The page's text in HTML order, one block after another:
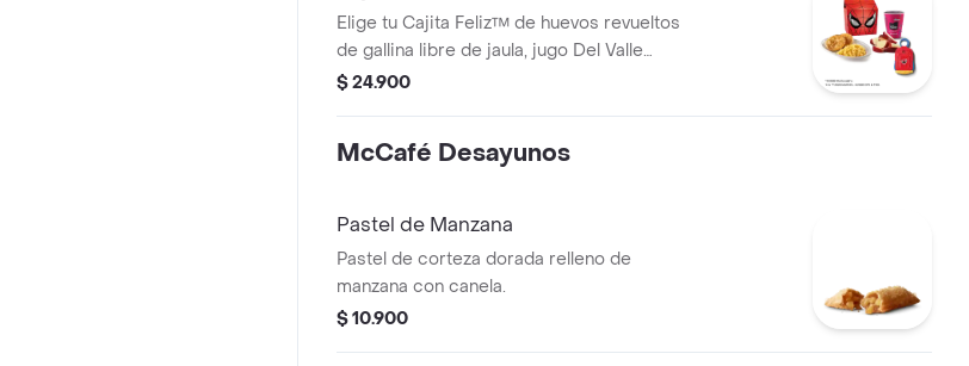
Elige tu Cajita Feliz™ de huevos revueltos
de gallina libre de jaula, jugo Del Valle
Moraah, cascos de manzana y juguete.
$ 24.900
McCafé Desayunos
Pastel de Manzana
Pastel de corteza dorada relleno de
manzana con canela.
$ 10.900